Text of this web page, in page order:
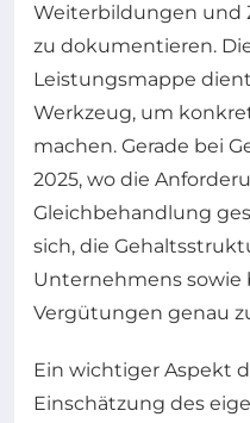
Weiterbildungen und
zu dokumentieren.
Leistungsmappe
Werkzeug, um
machen. Gerade bei
2025, wo die
Gleichbehandlung
sich, die
Unternehmens sowie
Vergütungen genau
Ein wichtiger Aspekt
Einschätzung des